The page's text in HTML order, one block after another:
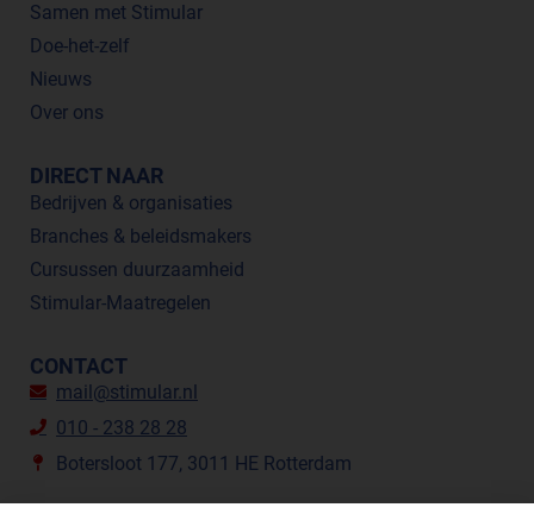
Samen met Stimular
Doe-het-zelf
Nieuws
Over ons
DIRECT NAAR
Bedrijven & organisaties
Branches & beleidsmakers
Cursussen duurzaamheid
Stimular-Maatregelen
CONTACT
mail@stimular.nl
010 - 238 28 28
Botersloot 177, 3011 HE Rotterdam